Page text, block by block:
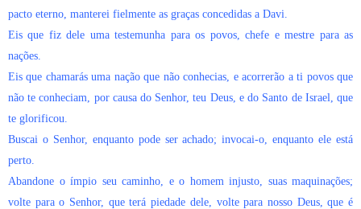
pacto eterno, manterei fielmente as graças concedidas a Davi.
Eis que fiz dele uma testemunha para os povos, chefe e mestre para as
nações.
Eis que chamarás uma nação que não conhecias, e acorrerão a ti povos que
não te conheciam, por causa do Senhor, teu Deus, e do Santo de Israel, que
te glorificou.
Buscai o Senhor, enquanto pode ser achado; invocai-o, enquanto ele está
perto.
Abandone o ímpio seu caminho, e o homem injusto, suas maquinações;
volte para o Senhor, que terá piedade dele, volte para nosso Deus, que é